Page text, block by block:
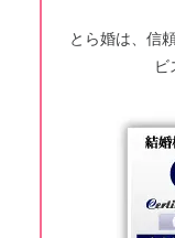
とら婚は、信
ビ